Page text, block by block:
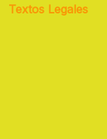
Textos Legales